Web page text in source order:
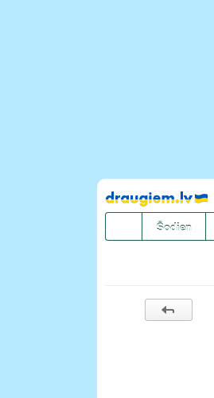
Pāriet
uz
saturu
Šodien